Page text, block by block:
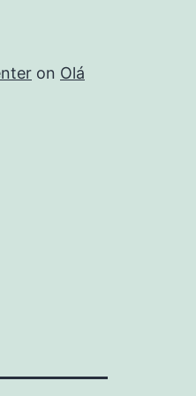
on Olá